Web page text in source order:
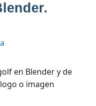
en Blender y de
o imagen